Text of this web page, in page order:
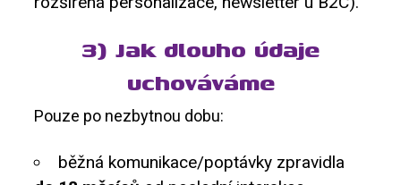
3) Jak dlouho údaje
uchováváme
Pouze po nezbytnou dobu:
běžná komunikace/poptávky zpravidla